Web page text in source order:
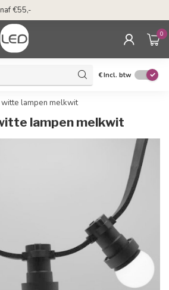
€55,-
0
€Incl. btw
witte lampen melkwit
lampen melkwit